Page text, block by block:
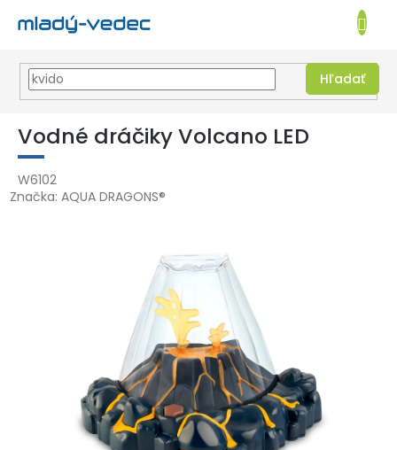
Prejsť
obsah
EUR
Hľadať
KOŠÍK
Vodné dráčiky Volcano LED
W6102
Značka: AQUA DRAGONS®